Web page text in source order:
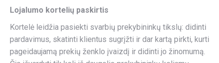
Lojalumo kortelių paskirtis
Kortelė leidžia pasiekti svarbių prekybininkų tikslų: didinti
pardavimus, skatinti klientus sugrįžti ir dar kartą pirkti, kurti
pageidaujamą prekių ženklo įvaizdį ir didinti jo žinomumą.